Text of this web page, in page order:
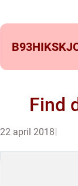
Find
22 april 2018